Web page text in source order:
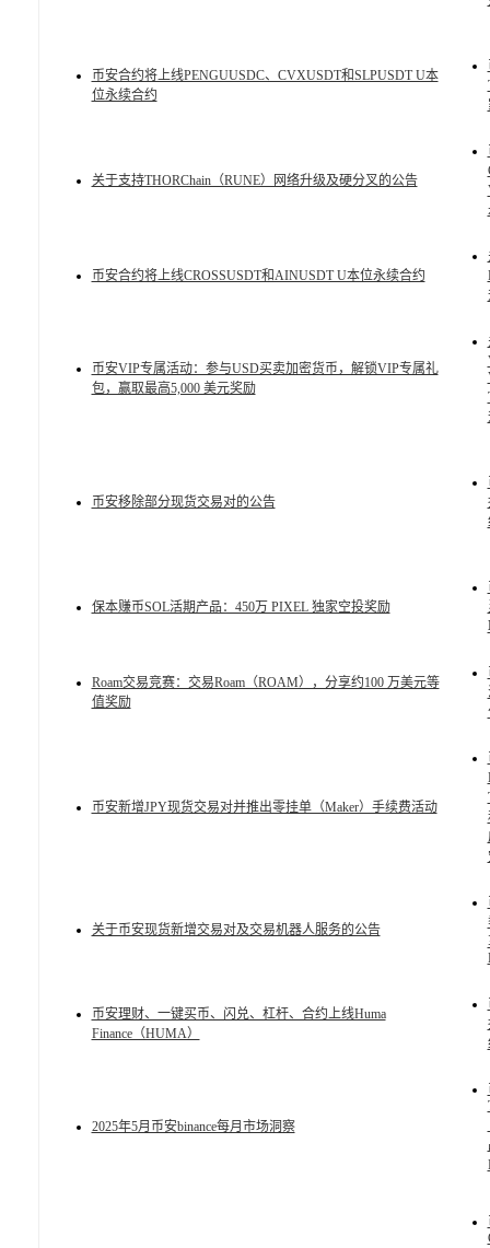
币安合约将上线PENGUUSDC、CVXUSDT和SLPUSDT U本
位永续合约
关于支持THORChain（RUNE）网络升级及硬分叉的公告
币安合约将上线CROSSUSDT和AINUSDT U本位永续合约
币安VIP专属活动：参与USD买卖加密货币，解锁VIP专属礼
包，赢取最高5,000 美元奖励
币安移除部分现货交易对的公告
保本赚币SOL活期产品：450万 PIXEL 独家空投奖励
Roam交易竞赛：交易Roam（ROAM），分享约100 万美元等
值奖励
币安新增JPY现货交易对并推出零挂单（Maker）手续费活动
关于币安现货新增交易对及交易机器人服务的公告
币安理财、一键买币、闪兑、杠杆、合约上线Huma
Finance（HUMA）
2025年5月币安binance每月市场洞察